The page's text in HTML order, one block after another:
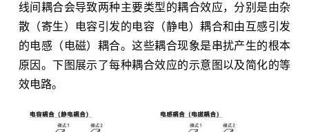
线间耦合会导致两种主要类型的耦合效应，分别是由杂
散（寄生）电容引发的电容（静电）耦合和由互感引发
的电感（电磁）耦合。这些耦合现象是串扰产生的根本
原因。下图展示了每种耦合效应的示意图以及简化的等
效电路。